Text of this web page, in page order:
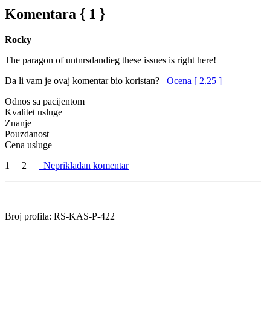
Komentara { 1 }
Rocky
The paragon of untnrsdandieg these issues is right here!
Da li vam je ovaj komentar bio koristan?
Ocena [ 2.25 ]
Odnos sa pacijentom
Kvalitet usluge
Znanje
Pouzdanost
Cena usluge
1
2 Neprikladan komentar
Broj profila: RS-KAS-P-422